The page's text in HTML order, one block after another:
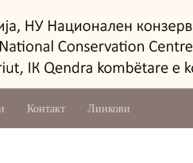
Контакт Линкови